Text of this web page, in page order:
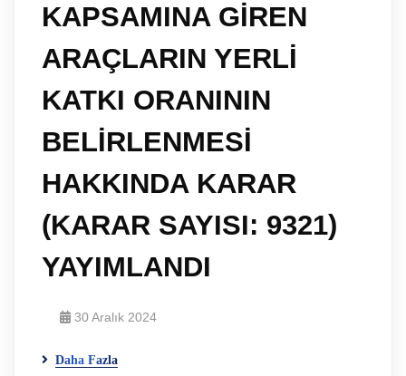
KAPSAMINA GİREN
ARAÇLARIN YERLİ
KATKI ORANININ
BELİRLENMESİ
HAKKINDA KARAR
(KARAR SAYISI: 9321)
YAYIMLANDI
30 Aralık 2024
Daha Fazla